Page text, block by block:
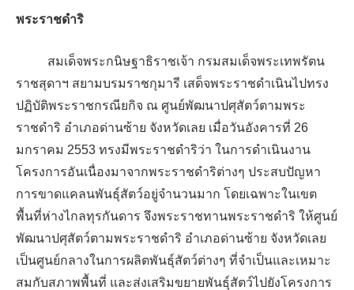
พระราชดำริ
สมเด็จพระกนิษฐาธิราชเจ้า กรมสมเด็จพระเทพรัตน
ราชสุดาฯ สยามบรมราชกุมารี เสด็จพระราชดำเนินไปทรง
ปฏิบัติพระราชกรณียกิจ ณ ศูนย์พัฒนาปศุสัตว์ตามพระ
ราชดำริ อำเภอด่านซ้าย จังหวัดเลย เมื่อวันอังคารที่ 26
มกราคม 2553 ทรงมีพระราชดำริว่า ในการดำเนินงาน
โครงการอันเนื่องมาจากพระราชดำริต่างๆ ประสบปัญหา
การขาดแคลนพันธุ์สัตว์อยู่จำนวนมาก โดยเฉพาะในเขต
พื้นที่ห่างไกลทุรกันดาร จึงพระราชทานพระราชดำริ ให้ศูนย์
พัฒนาปศุสัตว์ตามพระราชดำริ อำเภอด่านซ้าย จังหวัดเลย
เป็นศูนย์กลางในการผลิตพันธุ์สัตว์ต่างๆ ที่จำเป็นและเหมาะ
สมกับสภาพพื้นที่ และส่งเสริมขยายพันธุ์สัตว์ไปยังโครงการ